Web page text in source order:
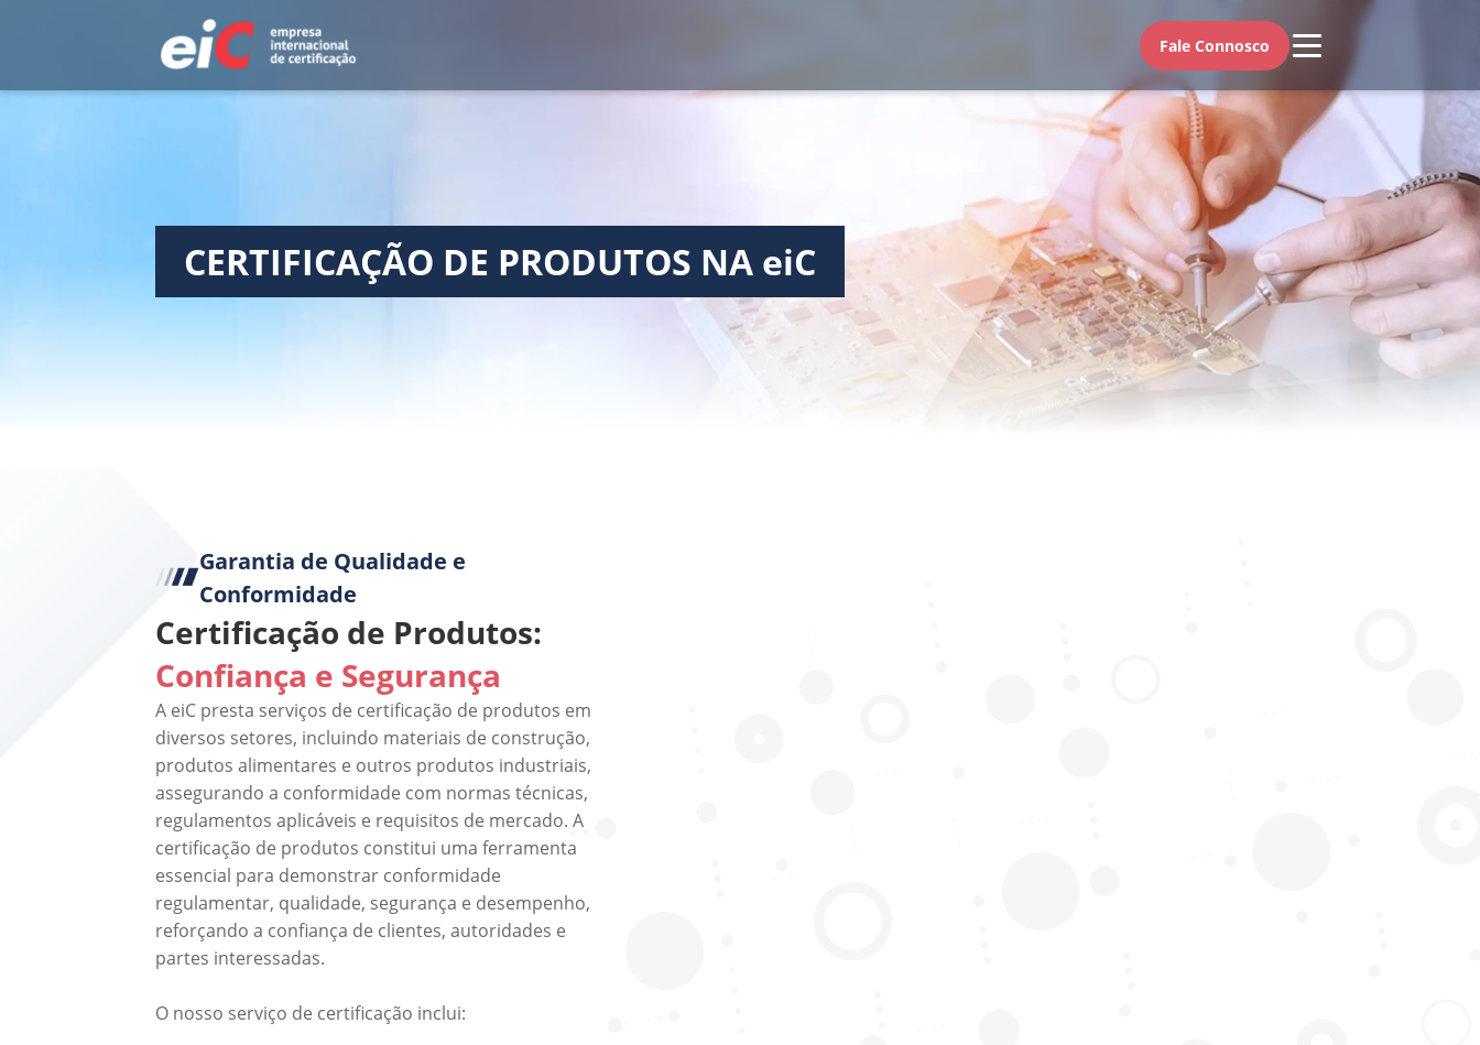
Fale Connosco
CERTIFICAÇÃO DE PRODUTOS NA eiC
Garantia de Qualidade e
Conformidade
Certificação de Produtos:
Confiança e Segurança
A eiC presta serviços de certificação de produtos em
diversos setores, incluindo materiais de construção,
produtos alimentares e outros produtos industriais,
assegurando a conformidade com normas técnicas,
regulamentos aplicáveis e requisitos de mercado. A
certificação de produtos constitui uma ferramenta
essencial para demonstrar conformidade
regulamentar, qualidade, segurança e desempenho,
reforçando a confiança de clientes, autoridades e
partes interessadas.
O nosso serviço de certificação inclui: